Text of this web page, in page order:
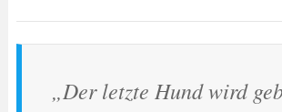
„Der letzte Hund wird